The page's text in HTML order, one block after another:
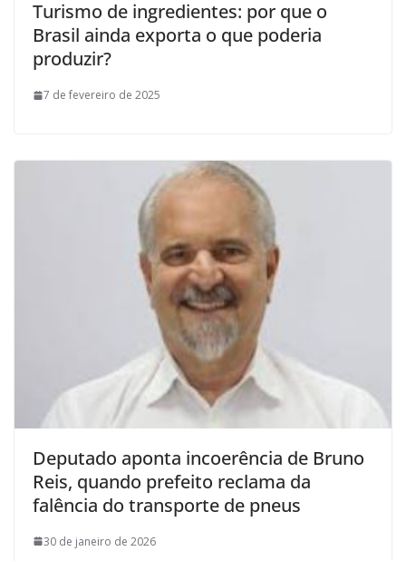
Turismo de ingredientes: por que o
Brasil ainda exporta o que poderia
produzir?
7 de fevereiro de 2025
Deputado aponta incoerência de Bruno
Reis, quando prefeito reclama da
falência do transporte de pneus
30 de janeiro de 2026